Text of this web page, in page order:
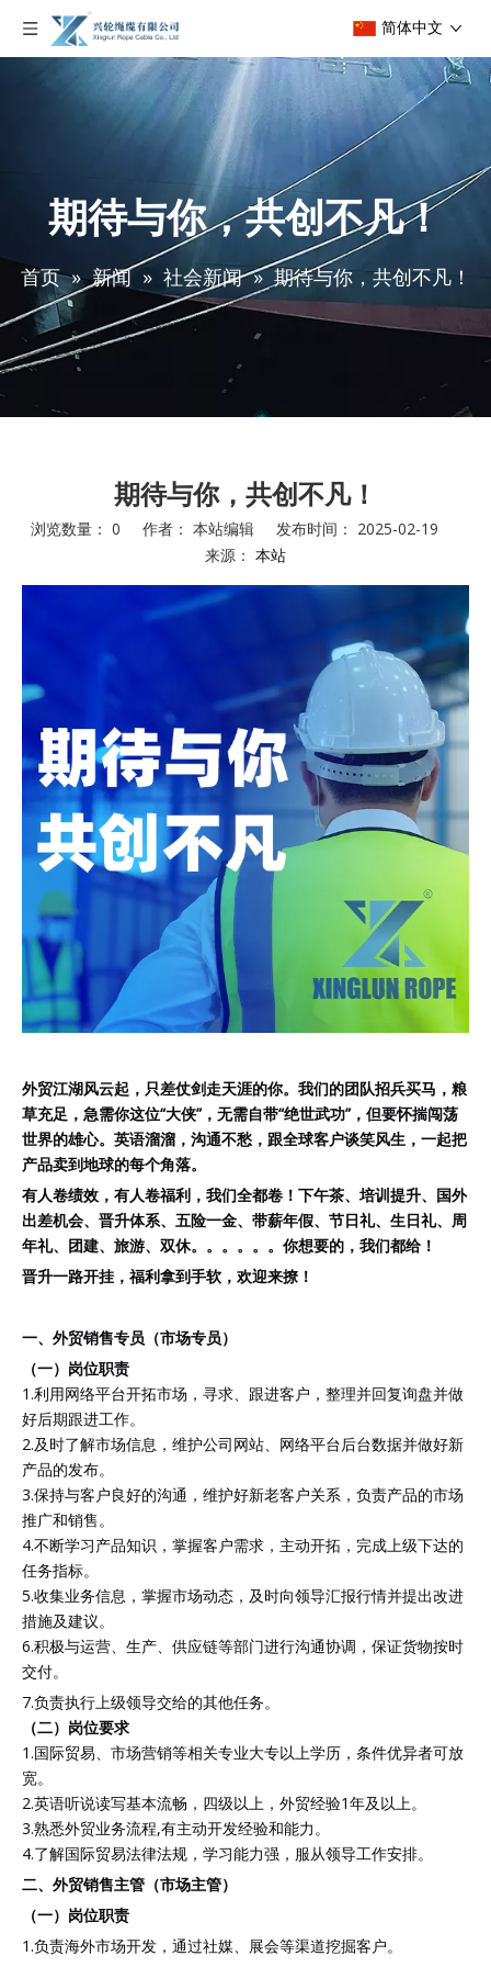
简体中文
期待与你，共创不凡！
首页 » 新闻 » 社会新闻 » 期待与你，共创不凡！
期待与你，共创不凡！
浏览数量： 0 作者： 本站编辑 发布时间： 2025-02-19
来源： 本站
外贸江湖风云起，只差仗剑走天涯的你。我们的团队招兵买马，粮
草充足，急需你这位“大侠”，无需自带“绝世武功”，但要怀揣闯荡
世界的雄心。英语溜溜，沟通不愁，跟全球客户谈笑风生，一起把
产品卖到地球的每个角落。
有人卷绩效，有人卷福利，我们全都卷！下午茶、培训提升、国外
出差机会、晋升体系、五险一金、带薪年假、 节日礼、 生日礼、周
年礼、团建、旅游、双休。。。。。。你想要的，我们都给！
晋升一路开挂，福利拿到手软，欢迎来撩！
一、外贸销售专员（市场专员）
（一） 岗位职责
1.利用网络平台开拓市场，寻求、跟进客户，整理并回复询盘并做
好后期跟进工作。
2.及时了解市场信息，维护公司网站、网络平台后台数据并做好新
产品的发布。
3.保持与客户良好的沟通，维护好新老客户关系，负责产品的市场
推广和销售。
4.不断学习产品知识，掌握客户需求，主动开拓，完成上级下达的
任务指标。
5.收集业务信息，掌握市场动态，及时向领导汇报行情并提出改进
措施及建议。
6.积极与运营、生产、供应链等部门进行沟通协调，保证货物按时
交付。
7.负责执行上级领导交给的其他任务。
（二） 岗位要求
1.国际贸易、市场营销等相关专业大专以上学历，条件优异者可放
宽。
2.英语听说读写基本流畅，四级以上，外贸经验1年及以上。
3.熟悉外贸业务流程,有主动开发经验和能力。
4.了解国际贸易法律法规，学习能力强，服从领导工作安排。
二、外贸销售主管（市场主管）
（一） 岗位职责
1.负责海外市场开发，通过社媒、展会等渠道挖掘客户。